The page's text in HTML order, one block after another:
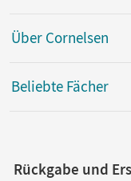
Über Cornelsen
Beliebte Fächer
Rückgabe und